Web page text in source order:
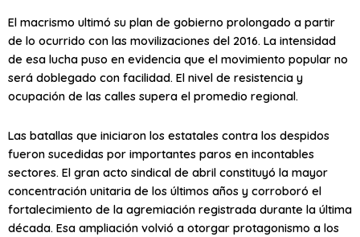
El macrismo ultimó su plan de gobierno prolongado a partir
de lo ocurrido con las movilizaciones del 2016. La intensidad
de esa lucha puso en evidencia que el movimiento popular no
será doblegado con facilidad. El nivel de resistencia y
ocupación de las calles supera el promedio regional.
Las batallas que iniciaron los estatales contra los despidos
fueron sucedidas por importantes paros en incontables
sectores. El gran acto sindical de abril constituyó la mayor
concentración unitaria de los últimos años y corroboró el
fortalecimiento de la agremiación registrada durante la última
década. Esa ampliación volvió a otorgar protagonismo a los